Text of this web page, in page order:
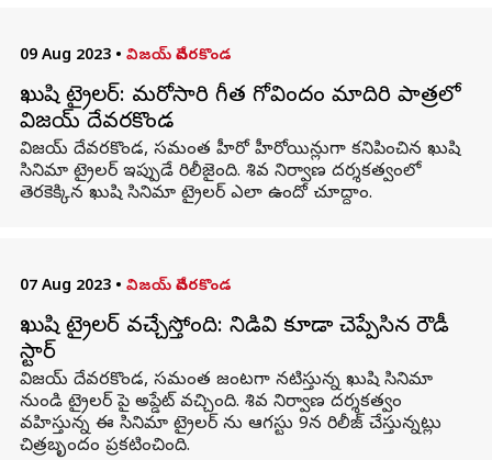
09 Aug 2023 • విజయ్ దేవరకొండ
ఖుషి ట్రైలర్: మరోసారి గీత గోవిందం మాదిరి పాత్రలో
విజయ్ దేవరకొండ
విజయ్ దేవరకొండ, సమంత హీరో హీరోయిన్లుగా కనిపించిన ఖుషి
సినిమా ట్రైలర్ ఇప్పుడే రిలీజైంది. శివ నిర్వాణ దర్శకత్వంలో
తెరకెక్కిన ఖుషి సినిమా ట్రైలర్ ఎలా ఉందో చూద్దాం.
07 Aug 2023 • విజయ్ దేవరకొండ
ఖుషి ట్రైలర్ వచ్చేస్తోంది: నిడివి కూడా చెప్పేసిన రౌడీ
స్టార్
విజయ్ దేవరకొండ, సమంత జంటగా నటిస్తున్న ఖుషి సినిమా
నుండి ట్రైలర్ పై అప్డేట్ వచ్చింది. శివ నిర్వాణ దర్శకత్వం
వహిస్తున్న ఈ సినిమా ట్రైలర్ ను ఆగస్టు 9న రిలీజ్ చేస్తున్నట్లు
చిత్రబృందం ప్రకటించింది.